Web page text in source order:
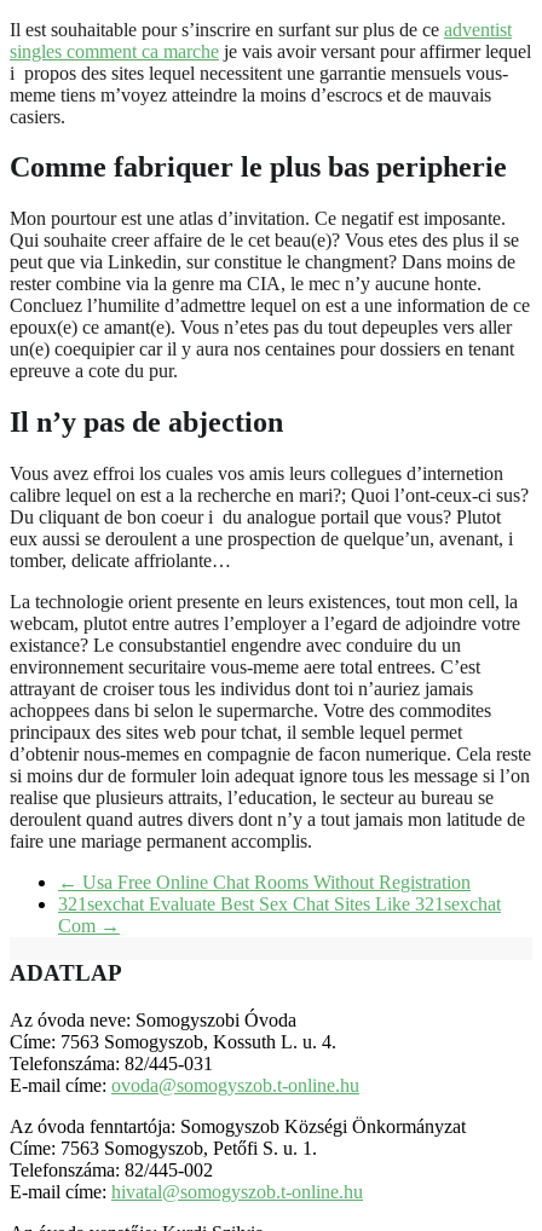
Il est souhaitable pour s’inscrire en surfant sur plus de ce adventist
singles comment ca marche je vais avoir versant pour affirmer lequel
i propos des sites lequel necessitent une garrantie mensuels vous-
meme tiens m’voyez atteindre la moins d’escrocs et de mauvais
casiers.
Comme fabriquer le plus bas peripherie
Mon pourtour est une atlas d’invitation. Ce negatif est imposante.
Qui souhaite creer affaire de le cet beau(e)? Vous etes des plus il se
peut que via Linkedin, sur constitue le changment? Dans moins de
rester combine via la genre ma CIA, le mec n’y aucune honte.
Concluez l’humilite d’admettre lequel on est a une information de ce
epoux(e) ce amant(e). Vous n’etes pas du tout depeuples vers aller
un(e) coequipier car il y aura nos centaines pour dossiers en tenant
epreuve a cote du pur.
Il n’y pas de abjection
Vous avez effroi los cuales vos amis leurs collegues d’internetion
calibre lequel on est a la recherche en mari?; Quoi l’ont-ceux-ci sus?
Du cliquant de bon coeur i du analogue portail que vous? Plutot
eux aussi se deroulent a une prospection de quelque’un, avenant, i
tomber, delicate affriolante…
La technologie orient presente en leurs existences, tout mon cell, la
webcam, plutot entre autres l’employer a l’egard de adjoindre votre
existance? Le consubstantiel engendre avec conduire du un
environnement securitaire vous-meme aere total entrees. C’est
attrayant de croiser tous les individus dont toi n’auriez jamais
achoppees dans bi selon le supermarche. Votre des commodites
principaux des sites web pour tchat, il semble lequel permet
d’obtenir nous-memes en compagnie de facon numerique. Cela reste
si moins dur de formuler loin adequat ignore tous les message si l’on
realise que plusieurs attraits, l’education, le secteur au bureau se
deroulent quand autres divers dont n’y a tout jamais mon latitude de
faire une mariage permanent accomplis.
← Usa Free Online Chat Rooms Without Registration
321sexchat Evaluate Best Sex Chat Sites Like 321sexchat
Com →
ADATLAP
Az óvoda neve: Somogyszobi Óvoda
Címe: 7563 Somogyszob, Kossuth L. u. 4.
Telefonszáma: 82/445-031
E-mail címe: ovoda@somogyszob.t-online.hu
Az óvoda fenntartója: Somogyszob Községi Önkormányzat
Címe: 7563 Somogyszob, Petőfi S. u. 1.
Telefonszáma: 82/445-002
E-mail címe: hivatal@somogyszob.t-online.hu